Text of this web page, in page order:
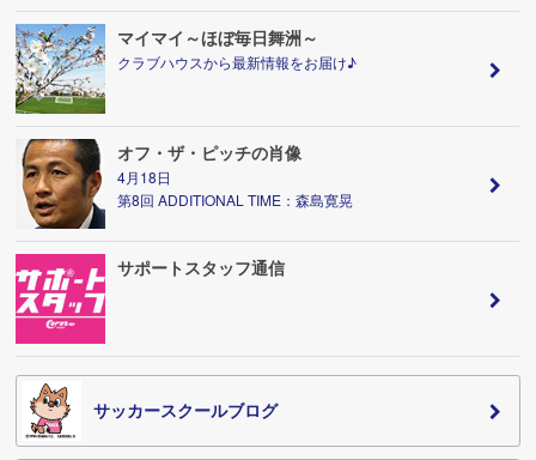
マイマイ～ほぼ毎日舞洲～
クラブハウスから最新情報をお届け♪
オフ・ザ・ピッチの肖像
4月18日
第8回 ADDITIONAL TIME：森島寛晃
サポートスタッフ通信
サッカースクールブログ